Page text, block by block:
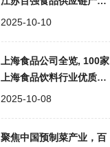
分布
2025-10-10
上海食品公司全览, 100家
上海食品饮料行业优质企
业供应商资源
2025-10-08
聚焦中国预制菜产业，百